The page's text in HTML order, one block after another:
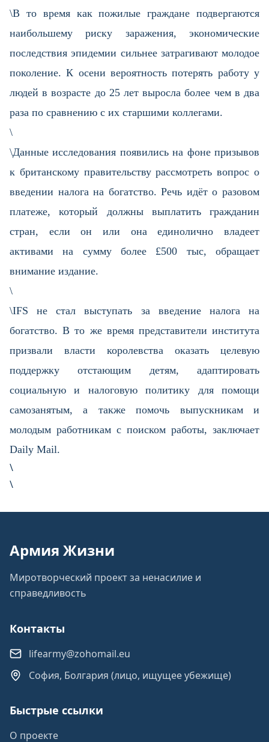
\В то время как пожилые граждане подвергаются
наибольшему риску заражения, экономические
последствия эпидемии сильнее затрагивают молодое
поколение. К осени вероятность потерять работу у
людей в возрасте до 25 лет выросла более чем в два
раза по сравнению с их старшими коллегами.
\
\Данные исследования появились на фоне призывов
к британскому правительству рассмотреть вопрос о
введении налога на богатство. Речь идёт о разовом
платеже, который должны выплатить гражданин
стран, если он или она единолично владеет
активами на сумму более £500 тыс, обращает
внимание издание.
\
\IFS не стал выступать за введение налога на
богатство. В то же время представители института
призвали власти королевства оказать целевую
поддержку отстающим детям, адаптировать
социальную и налоговую политику для помощи
самозанятым, а также помочь выпускникам и
молодым работникам с поиском работы, заключает
Daily Mail.
\
\
Армия Жизни
Миротворческий проект за ненасилие и
справедливость
Контакты
lifearmy@zohomail.eu
София, Болгария (лицо, ищущее убежище)
Быстрые ссылки
О проекте